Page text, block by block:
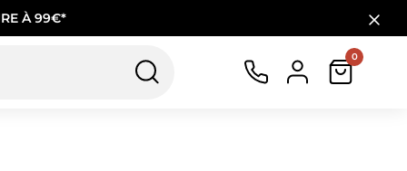
À 99€*
0